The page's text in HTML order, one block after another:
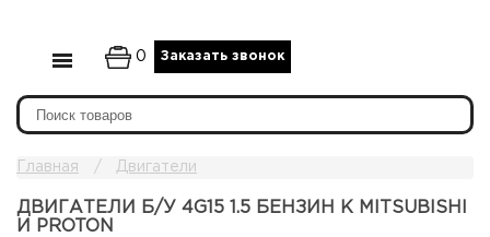
0 Заказать звонок
Главная Двигатели
ДВИГАТЕЛИ Б/У 4G15 1.5 БЕНЗИН К MITSUBISHI
И PROTON